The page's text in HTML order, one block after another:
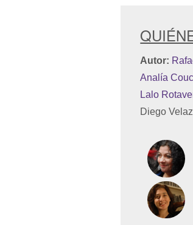
Autor:
Analía
Lalo
Diego